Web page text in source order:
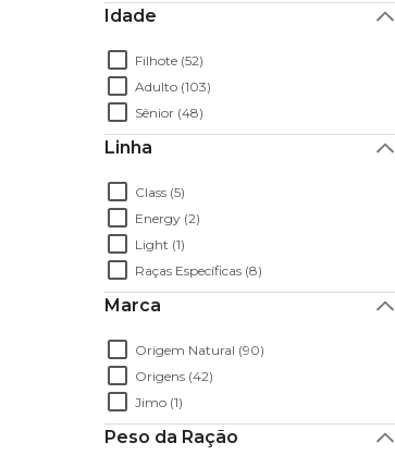
Idade
Filhote (52)
Adulto (103)
Sênior (48)
Linha
Class (5)
Energy (2)
Light (1)
Raças Específicas (8)
Marca
Origem Natural (90)
Origens (42)
Jimo (1)
Peso da Ração